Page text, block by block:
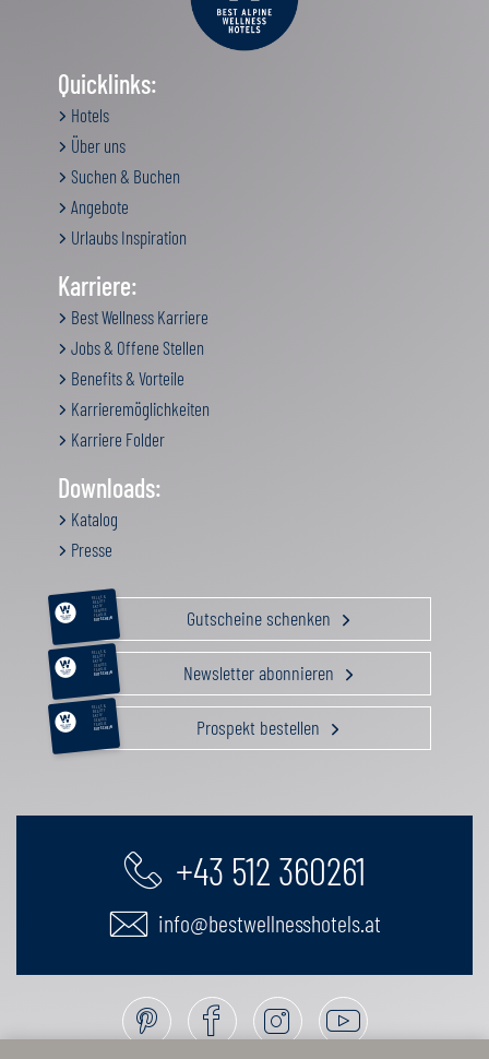
Quicklinks:
Hotels
Über uns
Suchen & Buchen
Angebote
Urlaubs Inspiration
Karriere:
Best Wellness Karriere
Jobs & Offene Stellen
Benefits & Vorteile
Karrieremöglichkeiten
Karriere Folder
Downloads:
Katalog
Presse
RELAX &
BEAUTY
AKTIV
GENUSS
FAMILIE
GUTSCHEIN Gutscheine schenken
RELAX &
BEAUTY
AKTIV
GENUSS
FAMILIE
GUTSCHEIN Newsletter abonnieren
RELAX &
BEAUTY
AKTIV
GENUSS
FAMILIE
GUTSCHEIN Prospekt bestellen
+43 512 360261
info@bestwellnesshotels.at